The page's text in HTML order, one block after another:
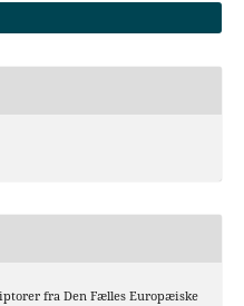
fra Den Fælles Europæiske